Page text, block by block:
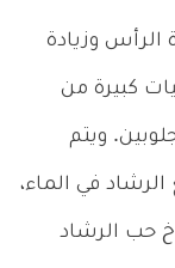
وزيادة
كبيرة من
ويتم
في الماء،
حب الرشاد